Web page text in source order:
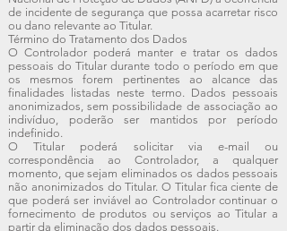
de incidente de segurança que possa acarretar risco
ou dano relevante ao Titular.
Término do Tratamento dos Dados
O Controlador poderá manter e tratar os dados
pessoais do Titular durante todo o período em que
os mesmos forem pertinentes ao alcance das
finalidades listadas neste termo. Dados pessoais
anonimizados, sem possibilidade de associação ao
indivíduo, poderão ser mantidos por período
indefinido.
O Titular poderá solicitar via e-mail ou
correspondência ao Controlador, a qualquer
momento, que sejam eliminados os dados pessoais
não anonimizados do Titular. O Titular fica ciente de
que poderá ser inviável ao Controlador continuar o
fornecimento de produtos ou serviços ao Titular a
partir da eliminação dos dados pessoais.